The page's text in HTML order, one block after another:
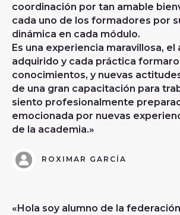
coordinación por tan amable
cada uno de los formadores por
dinámica en cada módulo.
Es una experiencia maravillosa, el
adquirido y cada práctica
conocimientos, y nuevas
de una gran capacitación para
siento profesionalmente
emocionada por nuevas
de la academia.»
ROXIMAR GARCÍA
«Hola soy alumno de la